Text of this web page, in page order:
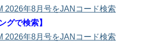
2026年8月号をJANコード検索
グで検索】
2026年8月号をJANコード検索